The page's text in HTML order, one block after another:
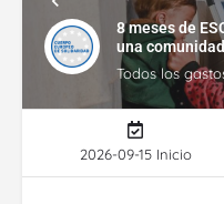
8 meses de
una
Todos los
2026-09-15 Inicio